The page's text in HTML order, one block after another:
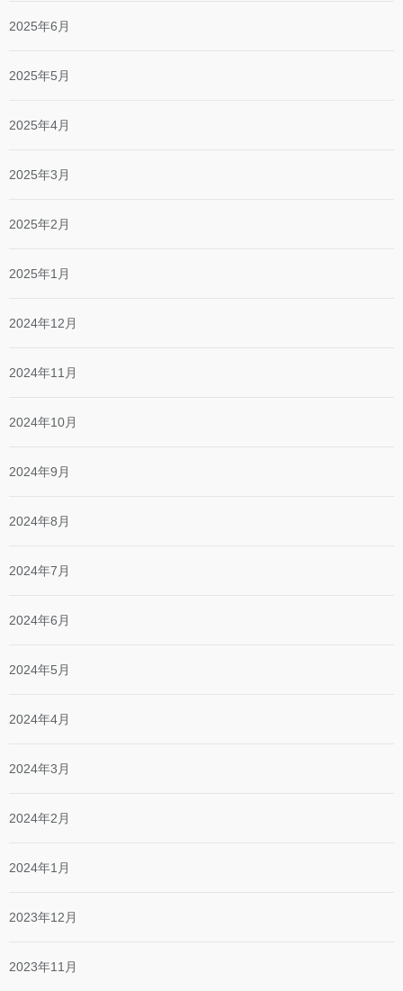
2025年6月
2025年5月
2025年4月
2025年3月
2025年2月
2025年1月
2024年12月
2024年11月
2024年10月
2024年9月
2024年8月
2024年7月
2024年6月
2024年5月
2024年4月
2024年3月
2024年2月
2024年1月
2023年12月
2023年11月